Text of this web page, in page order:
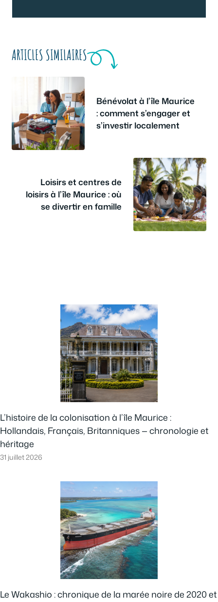
ARTICLES SIMILAIRES
Bénévolat à l’île Maurice
: comment s’engager et
s’investir localement
Loisirs et centres de
loisirs à l’île Maurice : où
se divertir en famille
L’histoire de la colonisation à l’île Maurice :
Hollandais, Français, Britanniques — chronologie et
héritage
31 juillet 2026
Le Wakashio : chronique de la marée noire de 2020 et